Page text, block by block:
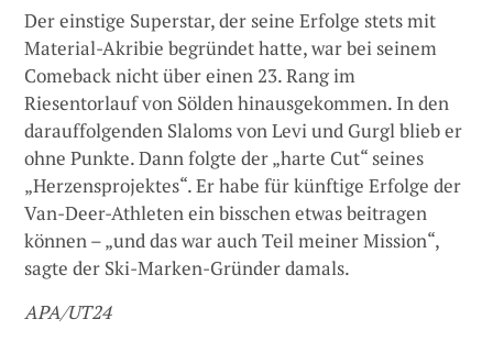
Der einstige Superstar, der seine Erfolge stets mit
Material-Akribie begründet hatte, war bei seinem
Comeback nicht über einen 23. Rang im
Riesentorlauf von Sölden hinausgekommen. In den
darauffolgenden Slaloms von Levi und Gurgl blieb er
ohne Punkte. Dann folgte der „harte Cut“ seines
„Herzensprojektes“. Er habe für künftige Erfolge der
Van-Deer-Athleten ein bisschen etwas beitragen
können – „und das war auch Teil meiner Mission“,
sagte der Ski-Marken-Gründer damals.
APA/UT24